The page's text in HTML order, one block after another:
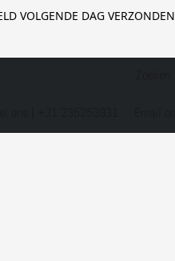
VOLGENDE DAG VERZONDEN